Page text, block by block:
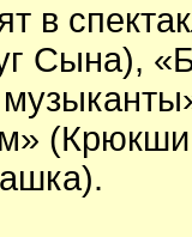
в
Сына),